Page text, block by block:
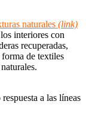
naturales (link)
interiores con
recuperadas,
de textiles
a las líneas